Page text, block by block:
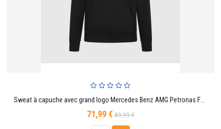
Sweat à capuche avec grand logo Mercedes Benz AMG Petronas F1 Stealth - Noir
71,99 €Prix
de
89,99 €Prix